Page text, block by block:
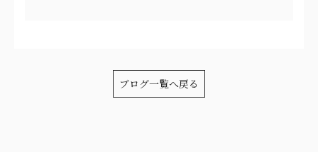
ブログ一覧へ戻る